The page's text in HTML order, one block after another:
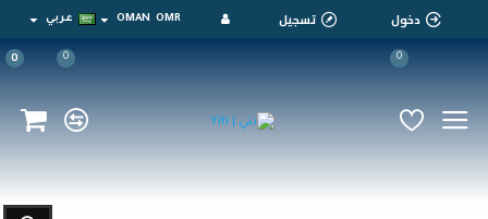
دخول تسجيل OMR
OMAN عربي
0
0
0